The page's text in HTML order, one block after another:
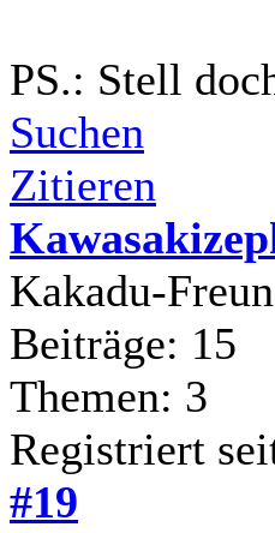
PS.: Stell
Suchen
Zitieren
Kakadu-
Beiträge: 15
Themen: 3
Registriert
#19